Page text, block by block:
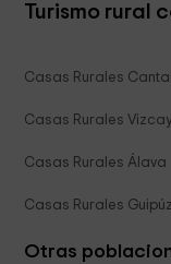
Turismo rural
Casas Rurales
Casas Rurales
Casas Rurales Álava
Casas Rurales
Otras